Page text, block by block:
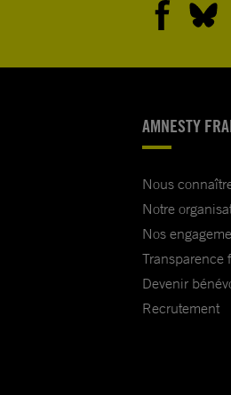
les États-Unis à garantir
• les frappes aériennes
• là où les enquêtes ont
membres amènent les
• les erreurs commises
ainsi que l’ampleur des
matérielles dues aux
AMNESTY
Nous
Notre
Nos
Transparence
Devenir
Recrutement